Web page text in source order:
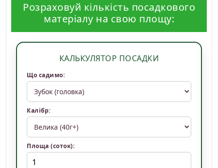
Розраховуй кількість посадкового
матеріалу на свою площу:
КАЛЬКУЛЯТОР ПОСАДКИ
Що садимо:
Калібр:
Площа (соток):